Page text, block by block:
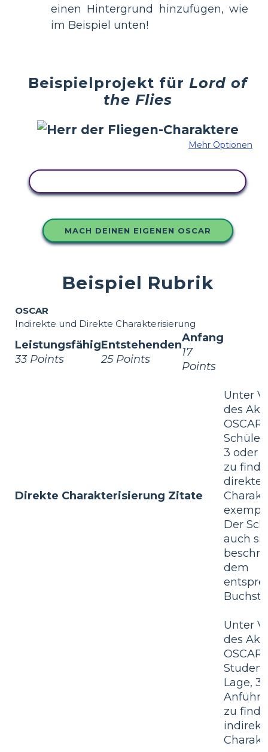
einen Hintergrund hinzufügen, wie
im Beispiel unten!
Beispielprojekt für Lord of
the Flies
Mehr Optionen
MACH DEINEN EIGENEN OSCAR
Beispiel Rubrik
OSCAR
Indirekte und Direkte Charakterisierung
Leistungsfähig
33 Points
Entstehenden
25 Points
Anfang
17
Points
Direkte Charakterisierung Zitate
Unter
des
Schüler
3 oder
zu
direkte
Der
auch
dem
Unter
des
Lage, 3
zu